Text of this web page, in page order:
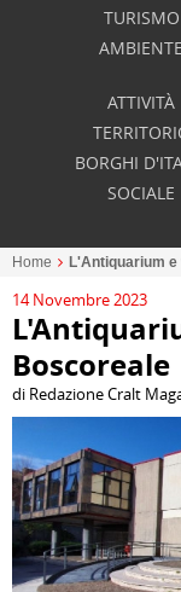
TURISMO
AMBIENTE
ATTIVITÀ
BORGHI
SOCIALE
Home L'Antiquarium
14 Novembre 2023
Boscoreale
di Redazione Cralt